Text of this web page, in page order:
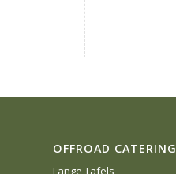
OFFROAD CATERING